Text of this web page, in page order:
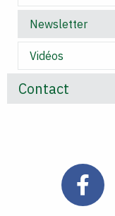
Newsletter
Vidéos
Contact